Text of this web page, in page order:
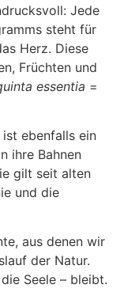
Jede
steht für
Herz. Diese
Früchten und
essentia =
ebenfalls ein
ihre Bahnen
gilt seit alten
und die
aus denen wir
der Natur.
Seele – bleibt.